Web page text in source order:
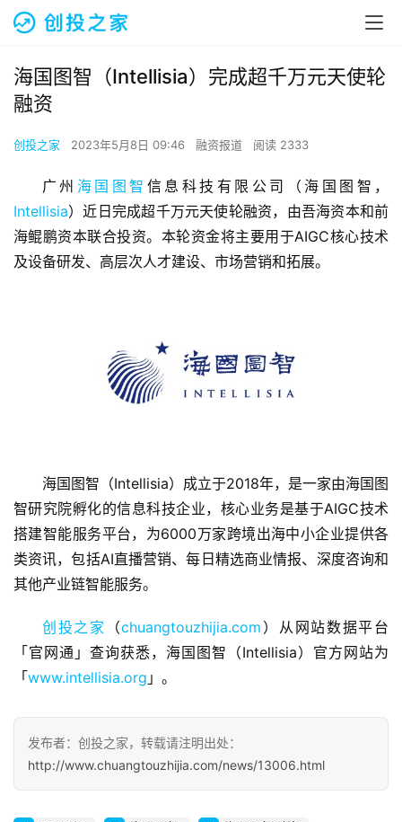
页
融
资
商
察
初
创
海国图智（Intellisia）完成超千万元天使轮
融资
创投之家 2023年5月8日 09:46 融资报道 阅读 2333
广州 海国图智 信息科技有限公司（海国图智，
Intellisia）近日完成超千万元天使轮融资，由吾海资本和前
海鲲鹏资本联合投资。本轮资金将主要用于AIGC核心技术
及设备研发、高层次人才建设、市场营销和拓展。
海国图智（Intellisia）成立于2018年，是一家由海国图
智研究院孵化的信息科技企业，核心业务是基于AIGC技术
搭建智能服务平台，为6000万家跨境出海中小企业提供各
类资讯，包括AI直播营销、每日精选商业情报、深度咨询和
其他产业链智能服务。
创投之家 （chuangtouzhijia.com ）从网站数据平台
「官网通」查询获悉，海国图智（Intellisia）官方网站为
「www.intellisia.org 」。
发布者：创投之家，转载请注明出处：
http://www.chuangtouzhijia.com/news/13006.html